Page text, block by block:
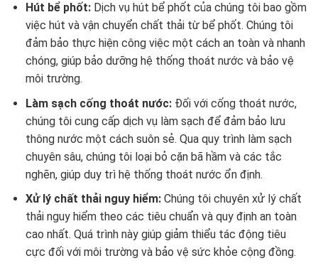
Hút bể phốt: Dịch vụ hút bể phốt của chúng tôi bao gồm
việc hút và vận chuyển chất thải từ bể phốt. Chúng tôi
đảm bảo thực hiện công việc một cách an toàn và nhanh
chóng, giúp bảo dưỡng hệ thống thoát nước và bảo vệ
môi trường.
Làm sạch cống thoát nước: Đối với cống thoát nước,
chúng tôi cung cấp dịch vụ làm sạch để đảm bảo lưu
thông nước một cách suôn sẻ. Qua quy trình làm sạch
chuyên sâu, chúng tôi loại bỏ cặn bã hầm và các tắc
nghẽn, giúp duy trì hệ thống thoát nước ổn định.
Xử lý chất thải nguy hiểm: Chúng tôi chuyên xử lý chất
thải nguy hiểm theo các tiêu chuẩn và quy định an toàn
cao nhất. Quá trình này giúp giảm thiểu tác động tiêu
cực đối với môi trường và bảo vệ sức khỏe cộng đồng.